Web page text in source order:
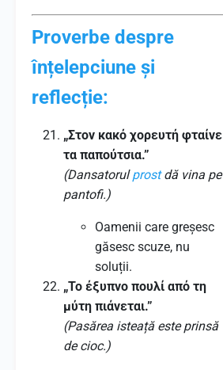
Proverbe despre
înțelepciune și
reflecție:
„Στον κακό χορευτή φταίνε
τα παπούτσια.”
(Dansatorulprostdă vina pe
pantofi.)
Oamenii care greșesc
găsesc scuze, nu
soluții.
„Το έξυπνο πουλί από τη
μύτη πιάνεται.”
(Pasărea isteață este prinsă
de cioc.)